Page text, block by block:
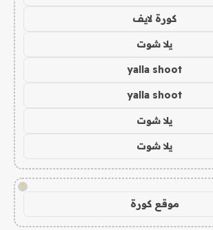
كورة لايف
يلا شوت
yalla shoot
yalla shoot
يلا شوت
يلا شوت
!
موقع كورة